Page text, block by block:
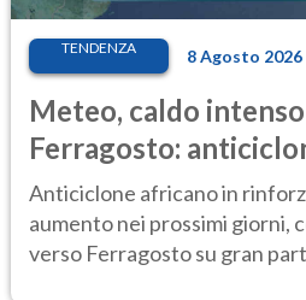
TENDENZA 8 Agosto 2026
Meteo, caldo
Ferragosto:
ancora protagonista
Anticiclone africano in
aumento nei prossimi giorni,
verso Ferragosto su gran